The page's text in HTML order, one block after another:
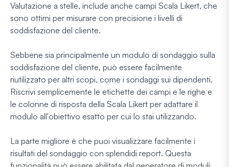
Valutazione a stelle, include anche campi Scala Likert, che
sono ottimi per misurare con precisione i livelli di
soddisfazione del cliente.
Sebbene sia principalmente un modulo di sondaggio sulla
soddisfazione del cliente, può essere facilmente
riutilizzato per altri scopi, come i sondaggi sui dipendenti.
Riscrivi semplicemente le etichette dei campi e le righe e
le colonne di risposta della Scala Likert per adattare il
modulo all'obiettivo esatto per cui lo stai utilizzando.
La parte migliore è che puoi visualizzare facilmente i
risultati del sondaggio con splendidi report. Questa